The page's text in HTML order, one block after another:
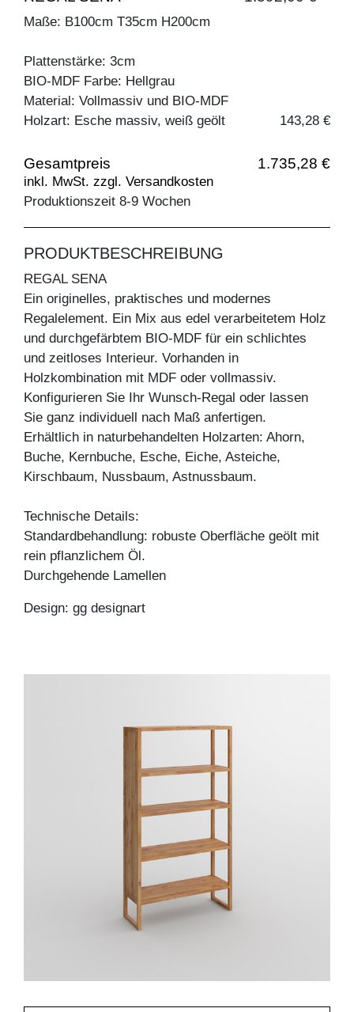
Maße: B100cm T35cm H200cm
Plattenstärke: 3cm
BIO-MDF Farbe: Hellgrau
Material: Vollmassiv und BIO-MDF
Holzart: Esche massiv, weiß geölt
143,28 €
Gesamtpreis 1.735,28 €
inkl. MwSt. zzgl. Versandkosten
Produktionszeit 8-9 Wochen
PRODUKTBESCHREIBUNG
REGAL SENA
Ein originelles, praktisches und modernes
Regalelement. Ein Mix aus edel verarbeitetem Holz
und durchgefärbtem BIO-MDF für ein schlichtes
und zeitloses Interieur. Vorhanden in
Holzkombination mit MDF oder vollmassiv.
Konfigurieren Sie Ihr Wunsch-Regal oder lassen
Sie ganz individuell nach Maß anfertigen.
Erhältlich in naturbehandelten Holzarten: Ahorn,
Buche, Kernbuche, Esche, Eiche, Asteiche,
Kirschbaum, Nussbaum, Astnussbaum.
Technische Details:
Standardbehandlung: robuste Oberfläche geölt mit
rein pflanzlichem Öl.
Durchgehende Lamellen
Design: gg designart